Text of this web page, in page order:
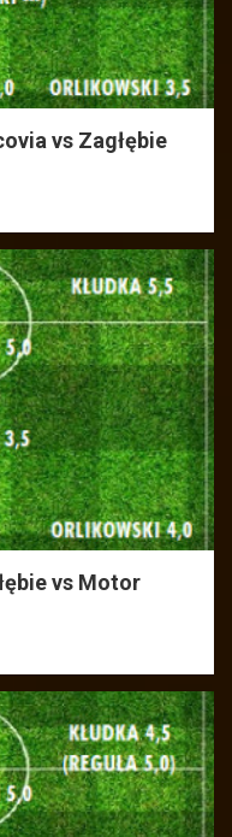
vs Zagłębie
vs Motor